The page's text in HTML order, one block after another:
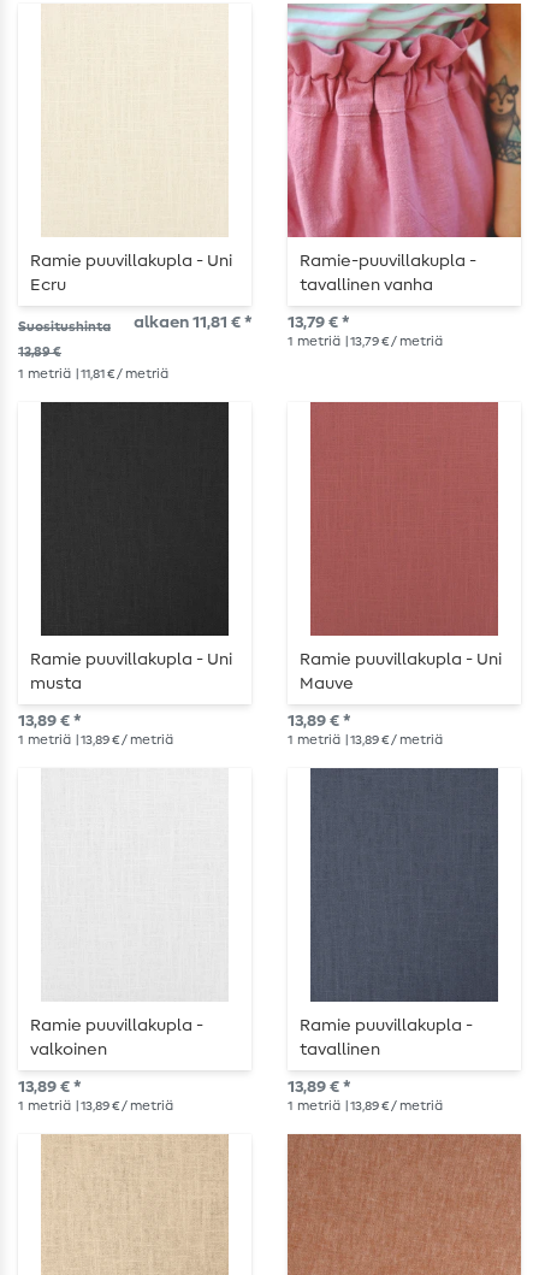
Ramie puuvillakupla - Uni
Ecru
Suositushinta
13,89 €
alkaen 11,81 € *
1 metriä | 11,81 € / metriä
Ramie-puuvillakupla -
tavallinen vanha
vaaleanpunainen
13,79 € *
1 metriä | 13,79 € / metriä
Ramie puuvillakupla - Uni
musta
13,89 € *
1 metriä | 13,89 € / metriä
Ramie puuvillakupla - Uni
Mauve
13,89 € *
1 metriä | 13,89 € / metriä
Ramie puuvillakupla -
valkoinen
13,89 € *
1 metriä | 13,89 € / metriä
Ramie puuvillakupla -
tavallinen
laivastonsininen
13,89 € *
1 metriä | 13,89 € / metriä